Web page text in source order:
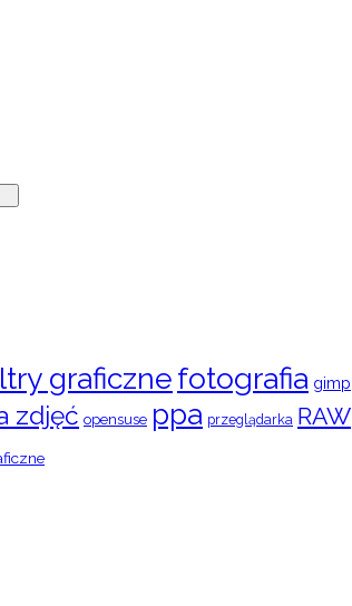
graficznefotografia gimp
zdjęć opensuse ppa przeglądarka RAW